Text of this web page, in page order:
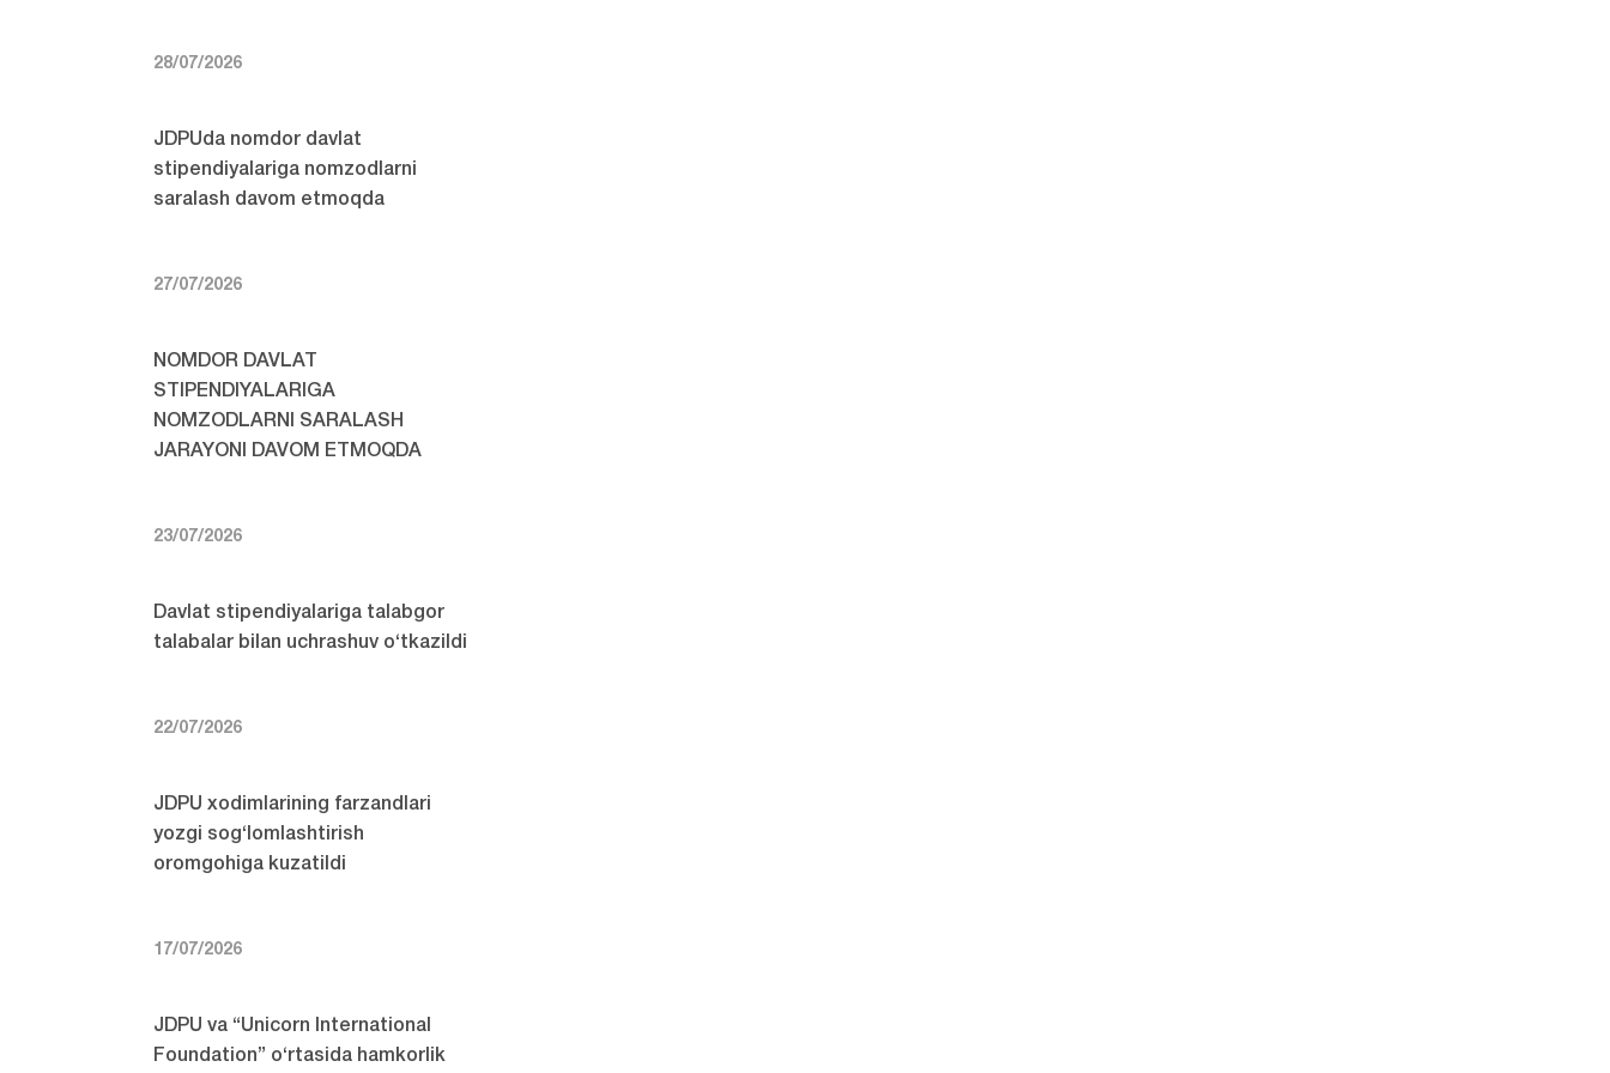
28/07/2026
JDPUda nomdor davlat
stipendiyalariga nomzodlarni
saralash davom etmoqda
27/07/2026
NOMDOR DAVLAT
STIPENDIYALARIGA
NOMZODLARNI SARALASH
JARAYONI DAVOM ETMOQDA
23/07/2026
Davlat stipendiyalariga talabgor
talabalar bilan uchrashuv o‘tkazildi
22/07/2026
JDPU xodimlarining farzandlari
yozgi sog‘lomlashtirish
oromgohiga kuzatildi
17/07/2026
JDPU va “Unicorn International
Foundation” o‘rtasida hamkorlik